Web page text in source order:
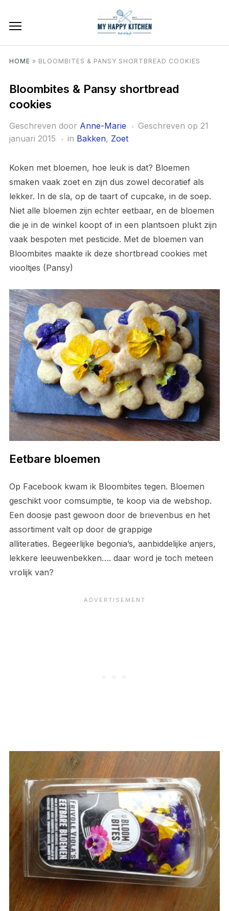
HOME » BLOOMBITES & PANSY SHORTBREAD COOKIES
Bloombites & Pansy shortbread
cookies
Geschreven door Anne-Marie Geschreven op 21
januari 2015
in Bakken, Zoet
Koken met bloemen, hoe leuk is dat? Bloemen
smaken vaak zoet en zijn dus zowel decoratief als
lekker. In de sla, op de taart of cupcake, in de soep.
Niet alle bloemen zijn echter eetbaar, en de bloemen
die je in de winkel koopt of in een plantsoen plukt zijn
vaak bespoten met pesticide. Met de bloemen van
Bloombites maakte ik deze shortbread cookies met
viooltjes (Pansy)
Eetbare bloemen
Op Facebook kwam ik Bloombites tegen. Bloemen
geschikt voor comsumptie, te koop via de webshop.
Een doosje past gewoon door de brievenbus en het
assortiment valt op door de grappige
alliteraties. Begeerlijke begonia’s, aanbiddelijke anjers,
lekkere leeuwenbekken…. daar word je toch meteen
vrolijk van?